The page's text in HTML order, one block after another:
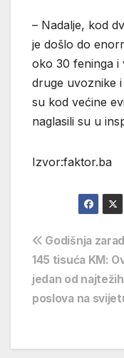
– Nadalje, kod
je došlo do
oko 30 feninga i
druge uvoznike
su kod većine
naglasili su u
Izvor:faktor.ba
objava
Godišnja
145 tisuća KM:
jedan od najtežih
poslova na